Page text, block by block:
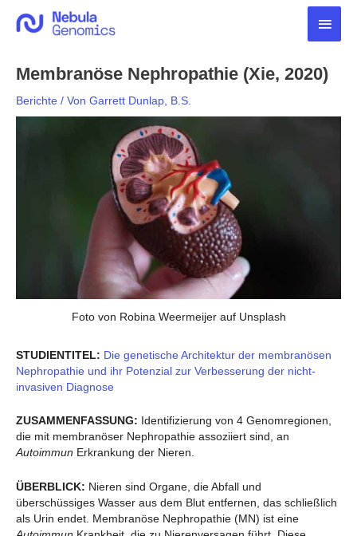
Inhalt
Membranöse Nephropathie (Xie, 2020)
Berichte / Von Garrett Dunlap, B.S.
Foto von Robina Weermeijer auf Unsplash
STUDIENTITEL: Die genetische Architektur der membranösen
Nephropathie und ihr Potenzial zur Verbesserung der nicht-
invasiven Diagnose
ZUSAMMENFASSUNG: Identifizierung von 4 Genomregionen,
die mit membranöser Nephropathie assoziiert sind, an
Autoimmun Erkrankung der Nieren.
ÜBERBLICK: Nieren sind Organe, die Abfall und
überschüssiges Wasser aus dem Blut entfernen, das schließlich
als Urin endet. Membranöse Nephropathie (MN) ist eine